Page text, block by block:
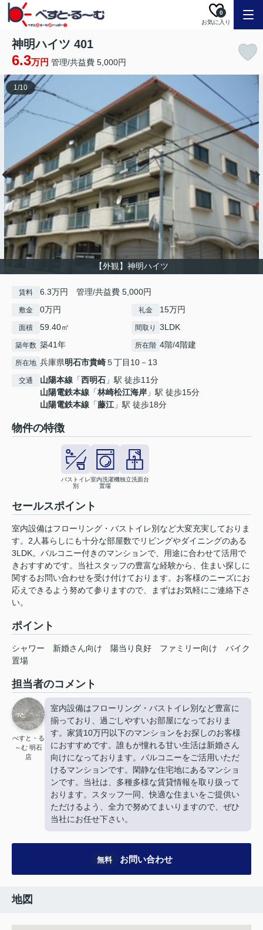
お気に入り
0
神明ハイツ 401
6.3万円 管理/共益費 5,000円
【外観】神明ハイツ
1/10
賃料 6.3万円 管理/共益費 5,000円
敷金 0万円 礼金 15万円
面積 59.40㎡ 間取り 3LDK
築年数 築41年 所在階 4階/4階建
所在地 兵庫県明石市貴崎５丁目10－13
交通 山陽本線 「西明石 」駅 徒歩11分
山陽電鉄本線 「林崎松江海岸 」駅 徒歩15分
山陽電鉄本線 「藤江」駅 徒歩18分
物件の特徴
バストイレ
別
室内洗濯機
置場
独立洗面台
セールスポイント
室内設備はフローリング・バストイレ別など大変充実しておりま
す。2人暮らしにも十分な部屋数でリビングやダイニングのある
3LDK。バルコニー付きのマンションで、用途に合わせて活用で
きおすすめです。当社スタッフの豊富な経験から、住まい探しに
関するお問い合わせを受け付けております。お客様のニーズにお
応えできるよう努めて参りますので、まずはお気軽にご連絡下さ
い。
ポイント
シャワー 新婚さん向け 陽当り良好 ファミリー向け
バイク
置場
担当者のコメント
べすと・る
～む 明石
店
室内設備はフローリング・バストイレ別など豊富に
揃っており、過ごしやすいお部屋になっておりま
す。家賃10万円以下のマンションをお探しのお客様
におすすめです。誰もが憧れる甘い生活は新婚さん
向けになっております。バルコニーをご活用いただ
けるマンションです。閑静な住宅地にあるマンショ
ンです。当社は、多種多様な賃貸情報を取り扱って
おります。スタッフ一同、快適な住まいをご提供い
ただけるよう、全力で努めてまいりますので、ぜひ
当社にお任せ下さい。
無料 お問い合わせ
地図